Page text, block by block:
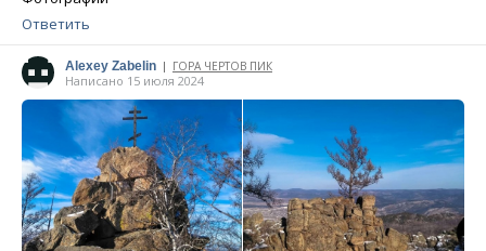
Ответить
Alexey Zabelin | ГОРА ЧЕРТОВ ПИК
Написано 15 июля 2024